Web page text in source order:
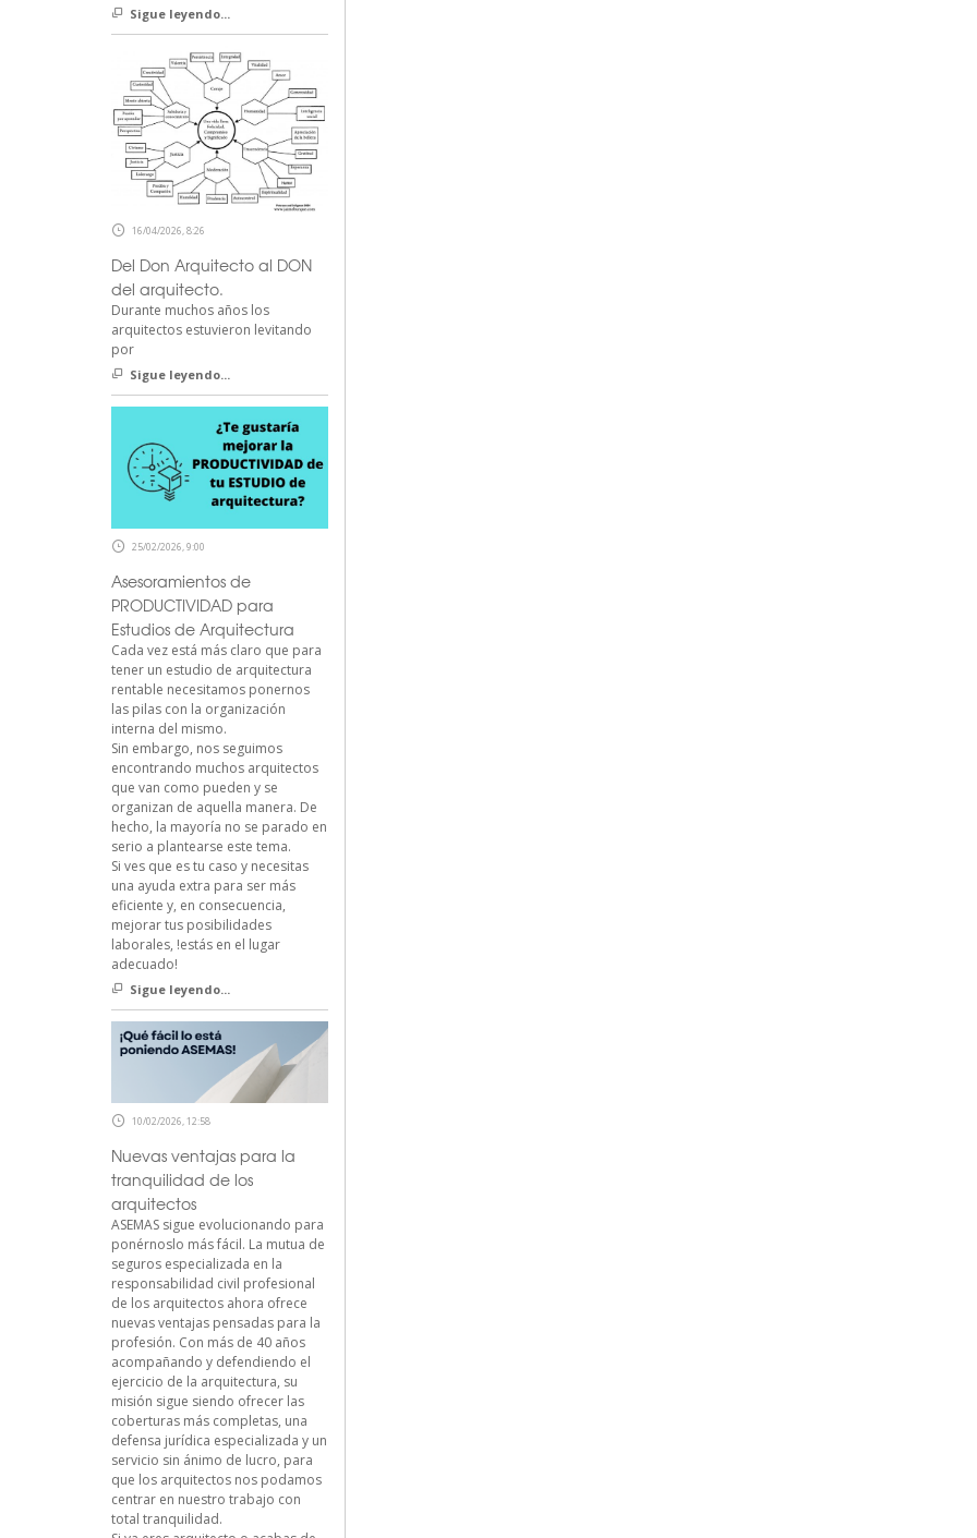
Sigue leyendo...
16/04/2026, 8:26
Del Don Arquitecto al DON
del arquitecto.
Durante muchos años los
arquitectos estuvieron levitando
por
Sigue leyendo...
25/02/2026, 9:00
Asesoramientos de
PRODUCTIVIDAD para
Estudios de Arquitectura
Cada vez está más claro que para
tener un estudio de arquitectura
rentable necesitamos ponernos
las pilas con la organización
interna del mismo.
Sin embargo, nos seguimos
encontrando muchos arquitectos
que van como pueden y se
organizan de aquella manera. De
hecho, la mayoría no se parado en
serio a plantearse este tema.
Si ves que es tu caso y necesitas
una ayuda extra para ser más
eficiente y, en consecuencia,
mejorar tus posibilidades
laborales, !estás en el lugar
adecuado!
Sigue leyendo...
10/02/2026, 12:58
Nuevas ventajas para la
tranquilidad de los
arquitectos
ASEMAS sigue evolucionando para
ponérnoslo más fácil. La mutua de
seguros especializada en la
responsabilidad civil profesional
de los arquitectos ahora ofrece
nuevas ventajas pensadas para la
profesión. Con más de 40 años
acompañando y defendiendo el
ejercicio de la arquitectura, su
misión sigue siendo ofrecer las
coberturas más completas, una
defensa jurídica especializada y un
servicio sin ánimo de lucro, para
que los arquitectos nos podamos
centrar en nuestro trabajo con
total tranquilidad.